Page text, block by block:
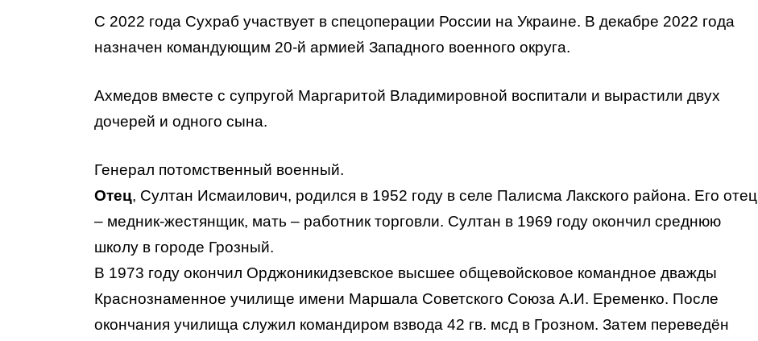
С 2022 года Сухраб участвует в спецоперации России на Украине. В декабре 2022 года
назначен командующим 20-й армией Западного военного округа.
Ахмедов вместе с супругой Маргаритой Владимировной воспитали и вырастили двух
дочерей и одного сына.
Генерал потомственный военный.
Отец, Султан Исмаилович, родился в 1952 году в селе Палисма Лакского района. Его отец
– медник-жестянщик, мать – работник торговли. Султан в 1969 году окончил среднюю
школу в городе Грозный.
В 1973 году окончил Орджоникидзевское высшее общевойсковое командное дважды
Краснознаменное училище имени Маршала Советского Союза А.И. Еременко. После
окончания училища служил командиром взвода 42 гв. мсд в Грозном. Затем переведён